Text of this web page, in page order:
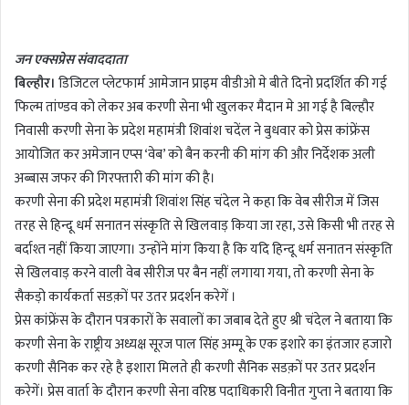
a
n
e
m
a
i
l
जन एक्सप्रेस संवाददाता
बिल्हौर। डिजिटल प्लेटफार्म आमेजान प्राइम वीडीओ मे बीते दिनो प्रदर्शित की गई
फिल्म तांण्डव को लेकर अब करणी सेना भी खुलकर मैदान मे आ गई है बिल्हौर
निवासी करणी सेना के प्रदेश महामंत्री शिवांश चदेंल ने बुधवार को प्रेस कांफ्रेंस
आयोजित कर अमेजान एप्स ‘वेब’ को बैन करनी की मांग की और निर्देशक अली
अब्बास जफर की गिरफ्तारी की मांग की है।
करणी सेना की प्रदेश महामंत्री शिवांश सिंह चंदेल ने कहा कि वेब सीरीज में जिस
तरह से हिन्दू धर्म सनातन संस्कृति से खिलवाड़ किया जा रहा, उसे किसी भी तरह से
बर्दाश्त नहीं किया जाएगा। उन्होंने मांग किया है कि यदि हिन्दू धर्म सनातन संस्कृति
से खिलवाड़ करने वाली वेब सीरीज पर बैन नहीं लगाया गया, तो करणी सेना के
सैकड़ो कार्यकर्ता सडक़ों पर उतर प्रदर्शन करेगें ।
प्रेस कांफ्रेंस के दौरान पत्रकारों के सवालों का जबाब देते हुए श्री चंदेल ने बताया कि
करणी सेना के राष्ट्रीय अध्यक्ष सूरज पाल सिंह अम्मू के एक इशारे का इंतजार हजारो
करणी सैनिक कर रहे है इशारा मिलते ही करणी सैनिक सडक़ों पर उतर प्रदर्शन
करेगें। प्रेस वार्ता के दौरान करणी सेना वरिष्ठ पदाधिकारी विनीत गुप्ता ने बताया कि